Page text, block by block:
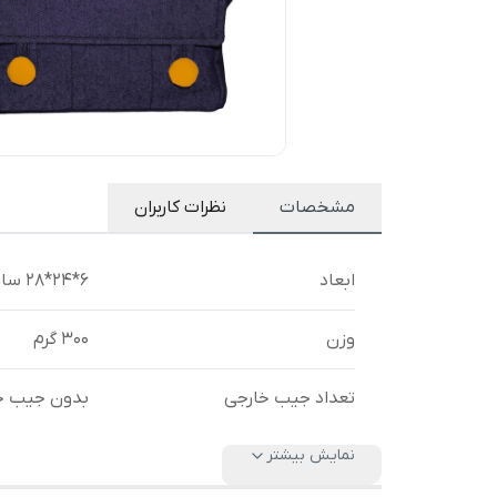
مشخصات نظرات کاربران
ابعاد 6*24*28 سانتی‌متر
وزن 300 گرم
تعداد جیب خارجی بدون جیب
نمایش بیشتر